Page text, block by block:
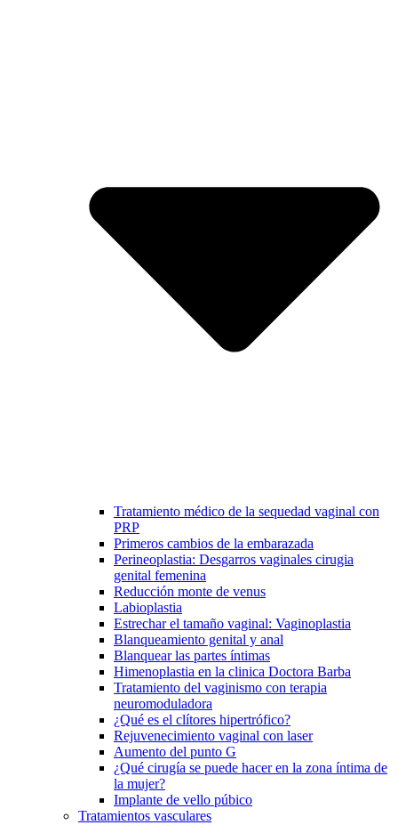
Tratamiento médico de la sequedad vaginal con
PRP
Primeros cambios de la embarazada
Perineoplastia: Desgarros vaginales cirugia
genital femenina
Reducción monte de venus
Labioplastia
Estrechar el tamaño vaginal: Vaginoplastia
Blanqueamiento genital y anal
Blanquear las partes íntimas
Himenoplastia en la clinica Doctora Barba
Tratamiento del vaginismo con terapia
neuromoduladora
¿Qué es el clítores hipertrófico?
Rejuvenecimiento vaginal con laser
Aumento del punto G
¿Qué cirugía se puede hacer en la zona íntima de
la mujer?
Implante de vello púbico
Tratamientos vasculares